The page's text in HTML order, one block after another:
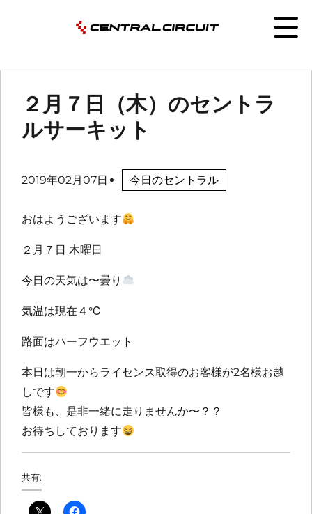
２月７日（木）のセントラ
ルサーキット
2019年02月07日 今日のセントラル
おはようございます
２月７日 木曜日
今日の天気は〜曇り
気温は現在４℃
路面はハーフウエット
本日は朝一からライセンス取得のお客様が2名様お越
しです
皆様も、是非一緒に走りませんか〜？？
お待ちしております
共有: